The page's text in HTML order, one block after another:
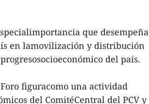
que desempeña
en lamovilización y distribución
del país.
figuracomo una actividad
del ComitéCentral del PCV y